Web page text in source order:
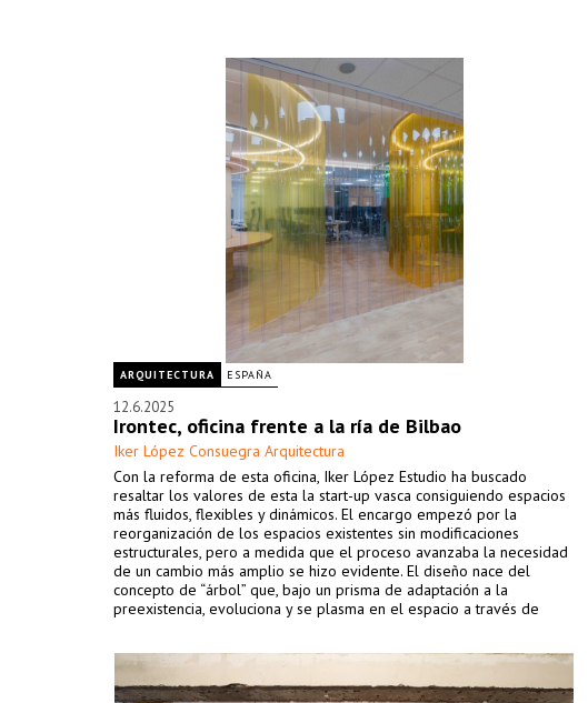
ARQUITECTURA ESPAÑA
12.6.2025
Irontec, oficina frente a la ría de Bilbao
Iker López Consuegra Arquitectura
Con la reforma de esta oficina, Iker López Estudio ha buscado
resaltar los valores de esta la start-up vasca consiguiendo espacios
más fluidos, flexibles y dinámicos. El encargo empezó por la
reorganización de los espacios existentes sin modificaciones
estructurales, pero a medida que el proceso avanzaba la necesidad
de un cambio más amplio se hizo evidente. El diseño nace del
concepto de “árbol” que, bajo un prisma de adaptación a la
preexistencia, evoluciona y se plasma en el espacio a través de